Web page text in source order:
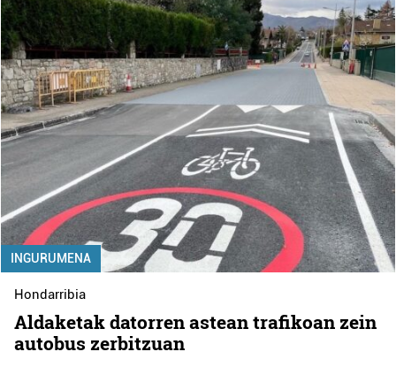
INGURUMENA
Hondarribia
Aldaketak datorren astean trafikoan zein
autobus zerbitzuan